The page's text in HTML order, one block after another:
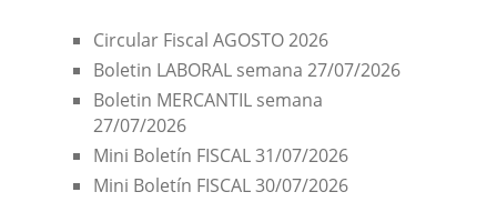
Circular Fiscal AGOSTO 2026
Boletin LABORAL semana 27/07/2026
Boletin MERCANTIL semana
27/07/2026
Mini Boletín FISCAL 31/07/2026
Mini Boletín FISCAL 30/07/2026